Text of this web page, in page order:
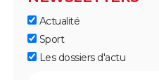
Actualité
Sport
Les dossiers d'actu